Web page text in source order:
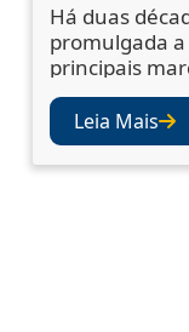
Há duas
promulgada
principais
gênero no
mecanismos
vítimas e
também abriu
instituições
aos sinais de
Leia Mais